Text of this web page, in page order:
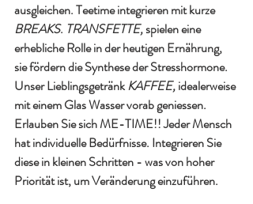
ausgleichen. Teetime integrieren mit kurze
BREAKS. TRANSFETTE, spielen eine
erhebliche Rolle in der heutigen Ernährung,
sie fördern die Synthese der Stresshormone.
Unser Lieblingsgetränk KAFFEE, idealerweise
mit einem Glas Wasser vorab geniessen.
Erlauben Sie sich ME-TIME!! Jeder Mensch
hat individuelle Bedürfnisse. Integrieren Sie
diese in kleinen Schritten - was von hoher
Priorität ist, um Veränderung einzuführen.